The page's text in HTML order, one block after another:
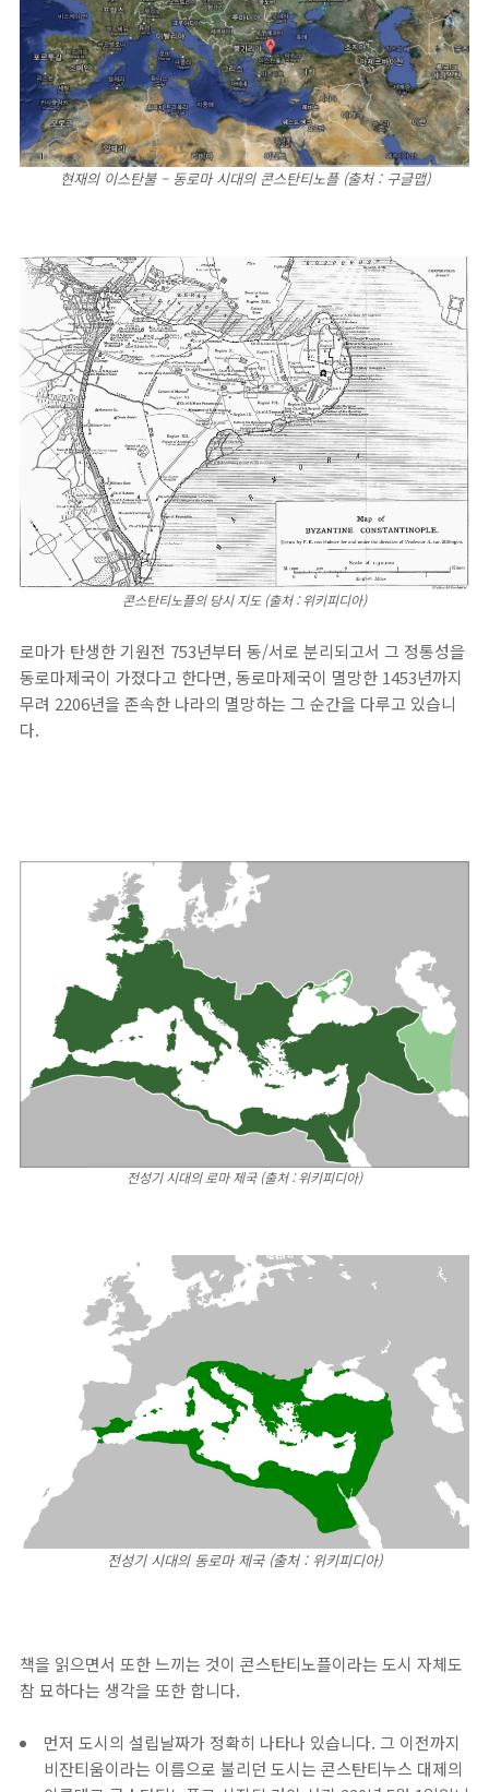
현재의 이스탄불 – 동로마 시대의 콘스탄티노플 (출처 : 구글맵)
콘스탄티노플의 당시 지도 (출처 : 위키피디아)
로마가 탄생한 기원전 753년부터 동/서로 분리되고서 그 정통성을
동로마제국이 가졌다고 한다면, 동로마제국이 멸망한 1453년까지
무려 2206년을 존속한 나라의 멸망하는 그 순간을 다루고 있습니
다.
전성기 시대의 로마 제국 (출처 : 위키피디아)
전성기 시대의 동로마 제국 (출처 : 위키피디아)
책을 읽으면서 또한 느끼는 것이 콘스탄티노플이라는 도시 자체도
참 묘하다는 생각을 또한 합니다.
먼저 도시의 설립날짜가 정확히 나타나 있습니다. 그 이전까지
비잔티움이라는 이름으로 불리던 도시는 콘스탄티누스 대제의